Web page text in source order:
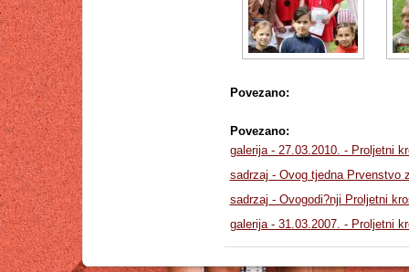
Povezano:
Povezano:
galerija - 27.03.2010. - Proljetni
sadrzaj - Ovog tjedna Prvenstvo
sadrzaj - Ovogodi?nji Proljetni
galerija - 31.03.2007. - Proljetni